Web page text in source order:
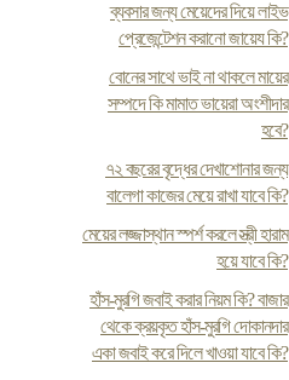
ব্যবসার জন্য মেয়েদের দিয়ে লাইভ
প্রেজেন্টেশন করানো জায়েয কি?
বোনের সাথে ভাই না থাকলে মায়ের
সম্পদে কি মামাত ভায়েরা অংশীদার
হবে?
৭২ বছরের বৃদ্ধের দেখাশোনার জন্য
বালেগা কাজের মেয়ে রাখা যাবে কি?
মেয়ের লজ্জাস্থান স্পর্শ করলে স্ত্রী হারাম
হয়ে যাবে কি?
হাঁস-মুরগি জবাই করার নিয়ম কি? বাজার
থেকে ক্রয়কৃত হাঁস-মুরগি দোকানদার
একা জবাই করে দিলে খাওয়া যাবে কি?